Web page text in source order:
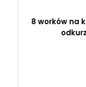
8 worków na